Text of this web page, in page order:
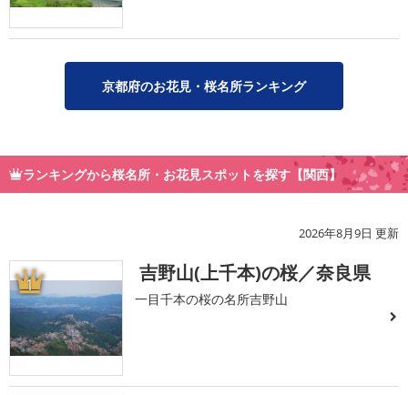
京都府のお花見・桜名所ランキング
ランキングから桜名所・お花見スポットを探す【関西】
2026年8月9日 更新
1 吉野山(上千本)の桜／奈良県
一目千本の桜の名所吉野山